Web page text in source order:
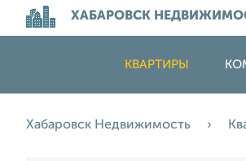
ХАБАРОВСК
КВАРТИРЫ
Хабаровск Недвижимость